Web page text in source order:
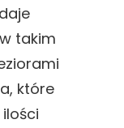
takim
które